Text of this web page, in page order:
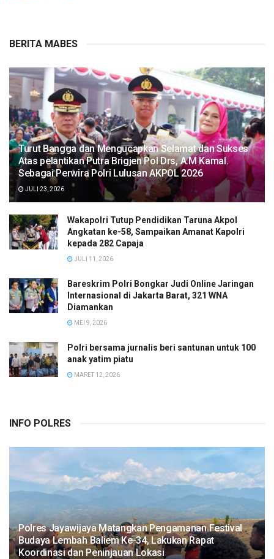
BERITA MABES
Turut Bangga dan Mengucapkan Selamat dan Sukses
Atas pelantikan Putra Brigjen Pol Drs, A.M Kamal.
Sebagai Perwira Polri Lulusan AKPOL 2026
JULI 23, 2026
Wakapolri Tutup Pendidikan Taruna Akpol
Angkatan ke-58, Sampaikan Amanat Kapolri
kepada 282 Capaja
JULI 11, 2026
Bareskrim Polri Bongkar Judi Online Jaringan
Internasional di Jakarta Barat, 321 WNA
Diamankan
MEI 9, 2026
Polri bersama jurnalis beri santunan untuk 100
anak yatim piatu
MARET 12, 2026
INFO POLRES
Polres Jayawijaya Matangkan Pengamanan Festival
Budaya Lembah Baliem Ke-34, Lakukan Rapat
Koordinasi dan Peninjauan Lokasi